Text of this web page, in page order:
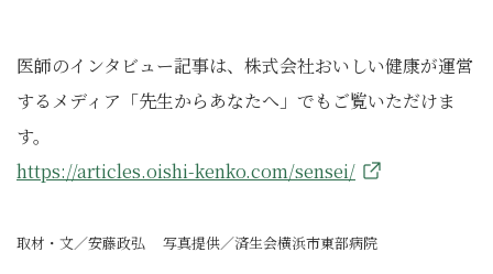
医師のインタビュー記事は、株式会社おいしい健康が運営
するメディア「先生からあなたへ」でもご覧いただけま
す。
https://articles.oishi-kenko.com/sensei/
取材・文／安藤政弘 写真提供／済生会横浜市東部病院